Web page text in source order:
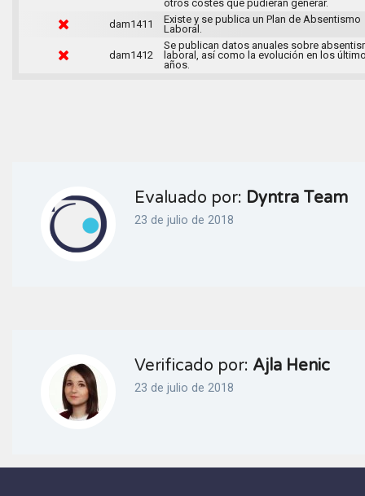
otros costes que pudieran generar.
dam1411
Existe y se publica un Plan de Absentismo
Laboral.
dam1412
Se publican datos anuales sobre
laboral, así como la evolución en los
años.
Evaluado por: Dyntra Team
23 de julio de 2018
Verificado por: Ajla Henic
23 de julio de 2018